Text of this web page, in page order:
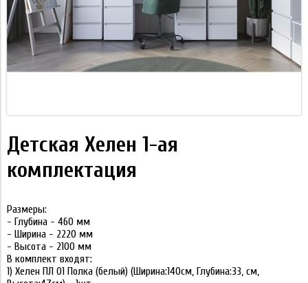
Детская Хелен 1-ая
комплектация
Размеры:
- Глубина - 460 мм
- Ширина - 2220 мм
- Высота - 2100 мм
В комплект входят:
1) Хелен ПЛ 01 Полка (белый) (Ширина:140см, Глубина:33, см,